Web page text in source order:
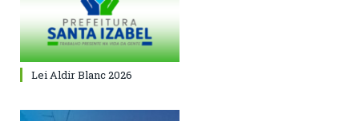
Lei Aldir Blanc 2026